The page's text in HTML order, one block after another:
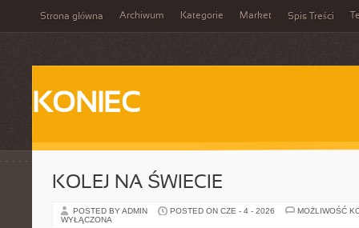
Strona główna Archiwum Kategorie Market Spis Treści
KONIEC
KOLEJ NA ŚWIECIE
POSTED BY ADMIN POSTED ON CZE - 4 - 2026
MOŻLIWOŚĆ
WYŁĄCZONA